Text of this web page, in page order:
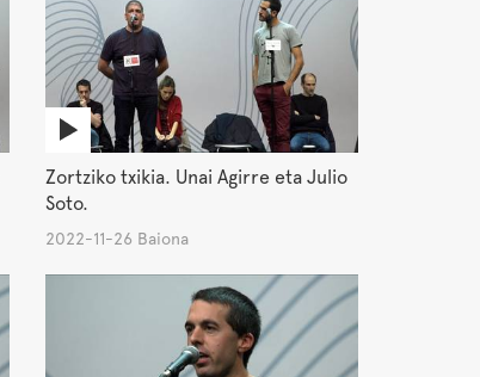
Zortziko txikia. Unai Agirre eta Julio
Soto.
2022-11-26 Baiona